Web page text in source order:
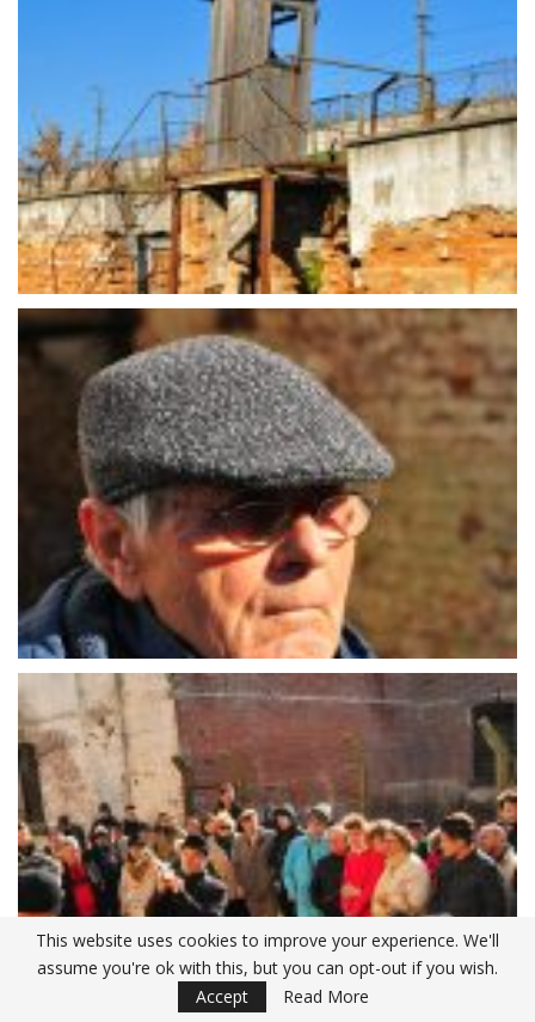
This website uses cookies to improve your experience. We'll
assume you're ok with this, but you can opt-out if you wish.
Accept
Read More